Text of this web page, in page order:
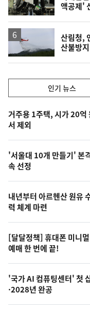
액공제'
산림청,
산불방
기,
최
신,
오
늘
의
영
상
오
늘
의
사
진
인기 뉴스
기
뉴
스
거주용 1주택, 시가 20억
서 제외
'서울대 10개 만들기' 본
속 선정
내년부터 아르헨산 원유
력 체계 마련
[달달정책] 휴대폰 미니
예매 한 번에 끝!
'국가 AI 컴퓨팅센터' 첫
·2028년 완공